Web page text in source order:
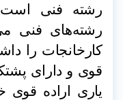
رشته فنی است
رشته‌های فنی
کارخانجات را
قوی و دارای
یاری اراده قوی